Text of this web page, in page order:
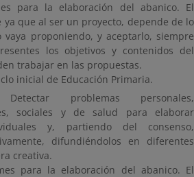
para la elaboración del abanico. El
ya que al ser un proyecto, depende de lo
vaya proponiendo, y aceptarlo, siempre
los objetivos y contenidos del
trabajar en las propuestas.
inicial de Educación Primaria.
problemas personales,
sociales y de salud para elaborar
y, partiendo del consenso,
difundiéndolos en diferentes
creativa.
para la elaboración del abanico. El